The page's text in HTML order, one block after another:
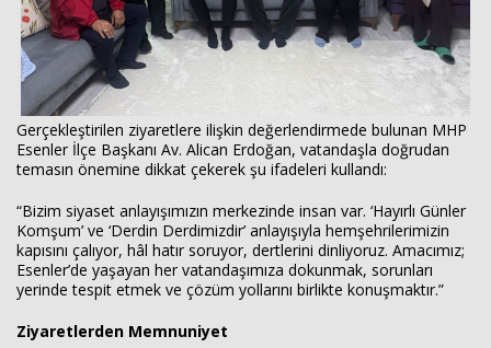
Gerçekleştirilen ziyaretlere ilişkin değerlendirmede bulunan MHP
Esenler İlçe Başkanı Av. Alican Erdoğan, vatandaşla doğrudan
temasın önemine dikkat çekerek şu ifadeleri kullandı:
“Bizim siyaset anlayışımızın merkezinde insan var. ‘Hayırlı Günler
Komşum’ ve ‘Derdin Derdimizdir’ anlayışıyla hemşehrilerimizin
kapısını çalıyor, hâl hatır soruyor, dertlerini dinliyoruz. Amacımız;
Esenler’de yaşayan her vatandaşımıza dokunmak, sorunları
yerinde tespit etmek ve çözüm yollarını birlikte konuşmaktır.”
Ziyaretlerden Memnuniyet